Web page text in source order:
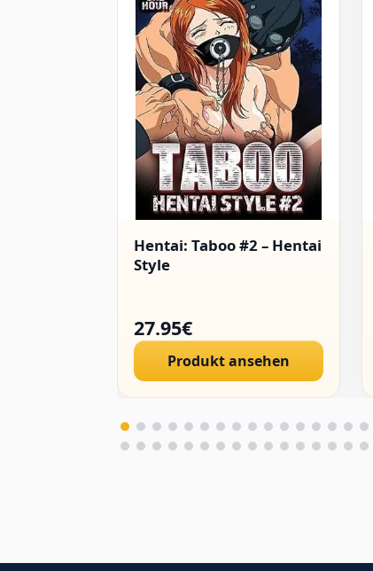
Hentai: Taboo #2 – Hentai
Style
27.95€
Produkt ansehen